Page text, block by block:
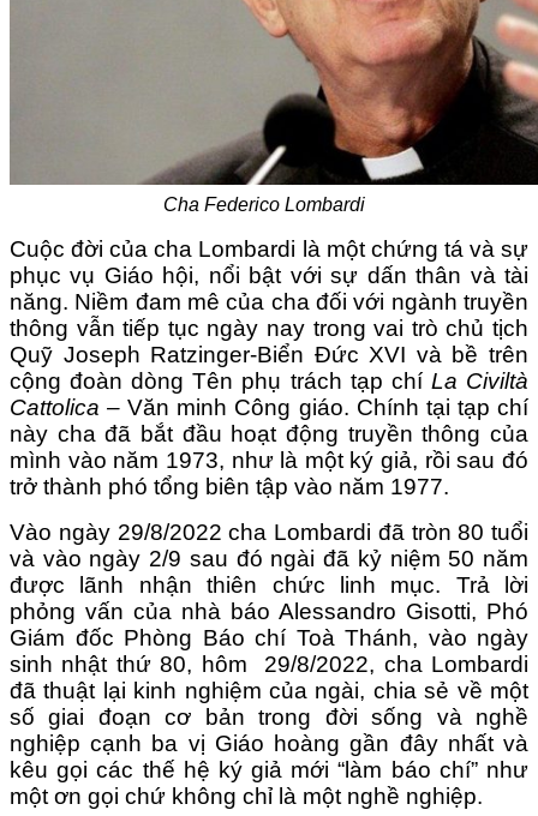
Cha Federico Lombardi
Cuộc đời của cha Lombardi là một chứng tá và sự
phục vụ Giáo hội, nổi bật với sự dấn thân và tài
năng. Niềm đam mê của cha đối với ngành truyền
thông vẫn tiếp tục ngày nay trong vai trò chủ tịch
Quỹ Joseph Ratzinger-Biển Đức XVI và bề trên
cộng đoàn dòng Tên phụ trách tạp chí La Civiltà
Cattolica – Văn minh Công giáo. Chính tại tạp chí
này cha đã bắt đầu hoạt động truyền thông của
mình vào năm 1973, như là một ký giả, rồi sau đó
trở thành phó tổng biên tập vào năm 1977.
Vào ngày 29/8/2022 cha Lombardi đã tròn 80 tuổi
và vào ngày 2/9 sau đó ngài đã kỷ niệm 50 năm
được lãnh nhận thiên chức linh mục. Trả lời
phỏng vấn của nhà báo Alessandro Gisotti, Phó
Giám đốc Phòng Báo chí Toà Thánh, vào ngày
sinh nhật thứ 80, hôm 29/8/2022, cha Lombardi
đã thuật lại kinh nghiệm của ngài, chia sẻ về một
số giai đoạn cơ bản trong đời sống và nghề
nghiệp cạnh ba vị Giáo hoàng gần đây nhất và
kêu gọi các thế hệ ký giả mới “làm báo chí” như
một ơn gọi chứ không chỉ là một nghề nghiệp.